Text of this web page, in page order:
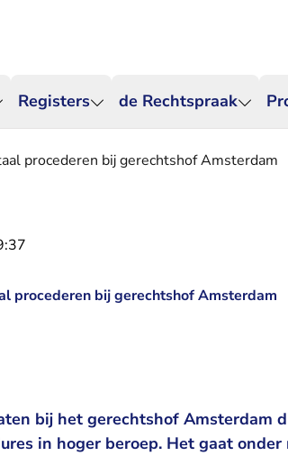
Registers de Rechtspraak
procederen bij gerechtshof Amsterdam
procederen bij gerechtshof Amsterdam
bij het gerechtshof Amsterdam
in hoger beroep. Het gaat